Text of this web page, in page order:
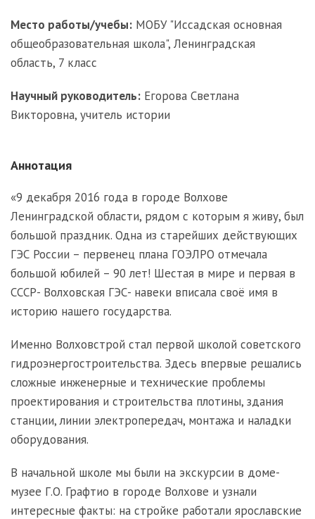
Место работы/учебы: МОБУ "Иссадская основная
общеобразовательная школа", Ленинградская
область, 7 класс
Научный руководитель: Егорова Светлана
Викторовна, учитель истории
Аннотация
«9 декабря 2016 года в городе Волхове
Ленинградской области, рядом с которым я живу, был
большой праздник. Одна из старейших действующих
ГЭС России – первенец плана ГОЭЛРО отмечала
большой юбилей – 90 лет! Шестая в мире и первая в
СССР- Волховская ГЭС- навеки вписала своё имя в
историю нашего государства.
Именно Волховстрой стал первой школой советского
гидроэнергостроительства. Здесь впервые решались
сложные инженерные и технические проблемы
проектирования и строительства плотины, здания
станции, линии электропередач, монтажа и наладки
оборудования.
В начальной школе мы были на экскурсии в доме-
музее Г.О. Графтио в городе Волхове и узнали
интересные факты: на стройке работали ярославские